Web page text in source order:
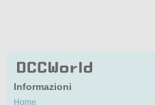
Informazioni
Home